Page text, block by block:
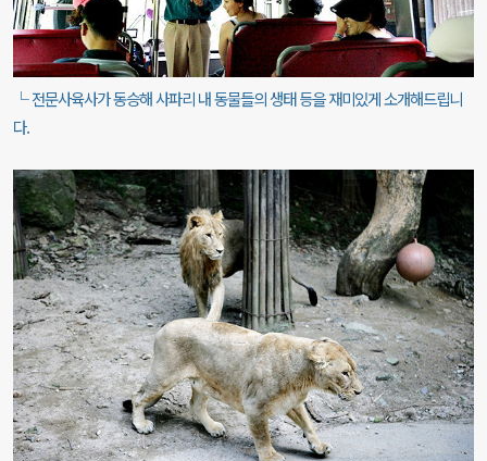
└ 전문사육사가 동승해 사파리 내 동물들의 생태 등을 재미있게 소개해드립니
다.